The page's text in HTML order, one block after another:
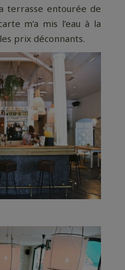
terrasse entourée de
m’a mis l’eau à la
prix déconnants.